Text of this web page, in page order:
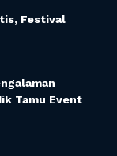
Festival
Tamu Event